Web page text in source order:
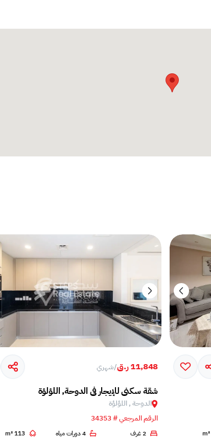
11,848 ر.ق /شهري
شقة سكني للإيجار في الدوحة, اللؤلؤة
الدوحة , اللؤلؤة
الرقم المرجعي # 34353
2 غرف 4 دورات مياه 113 m²